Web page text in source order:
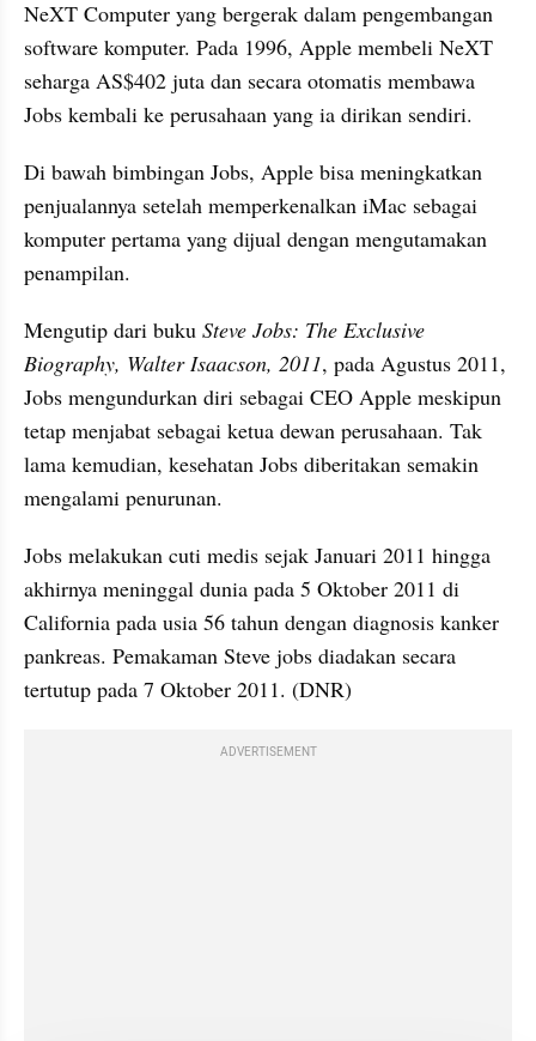
NeXT Computer yang bergerak dalam pengembangan
software komputer. Pada 1996, Apple membeli NeXT
seharga AS$402 juta dan secara otomatis membawa
Jobs kembali ke perusahaan yang ia dirikan sendiri.
Di bawah bimbingan Jobs, Apple bisa meningkatkan
penjualannya setelah memperkenalkan iMac sebagai
komputer pertama yang dijual dengan mengutamakan
penampilan.
Mengutip dari buku Steve Jobs: The Exclusive
Biography, Walter Isaacson, 2011, pada Agustus 2011,
Jobs mengundurkan diri sebagai CEO Apple meskipun
tetap menjabat sebagai ketua dewan perusahaan. Tak
lama kemudian, kesehatan Jobs diberitakan semakin
mengalami penurunan.
Jobs melakukan cuti medis sejak Januari 2011 hingga
akhirnya meninggal dunia pada 5 Oktober 2011 di
California pada usia 56 tahun dengan diagnosis kanker
pankreas. Pemakaman Steve jobs diadakan secara
tertutup pada 7 Oktober 2011. (DNR)
ADVERTISEMENT